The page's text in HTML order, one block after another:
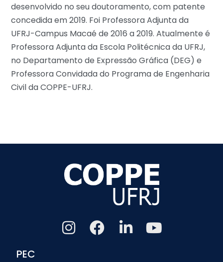
desenvolvido no seu doutoramento, com patente
concedida em 2019. Foi Professora Adjunta da
UFRJ-Campus Macaé de 2016 a 2019. Atualmente é
Professora Adjunta da Escola Politécnica da UFRJ,
no Departamento de Expressão Gráfica (DEG) e
Professora Convidada do Programa de Engenharia
Civil da COPPE-UFRJ.
PEC